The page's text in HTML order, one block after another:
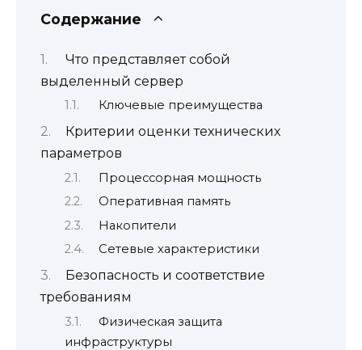
Содержание
Что представляет собой
выделенный сервер
Ключевые преимущества
Критерии оценки технических
параметров
Процессорная мощность
Оперативная память
Накопители
Сетевые характеристики
Безопасность и соответствие
требованиям
Физическая защита
инфраструктуры